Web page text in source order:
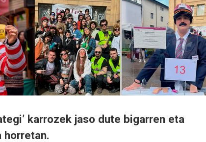
karrozek jaso dute bigarren eta
horretan.